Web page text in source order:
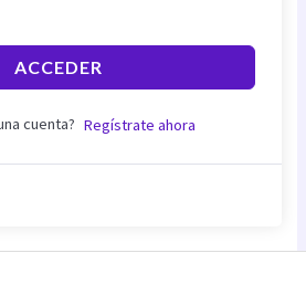
ACCEDER
cuenta? Regístrate ahora